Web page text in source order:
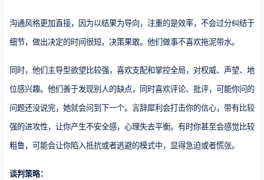
沟通风格更加直接，因为以结果为导向，注重的是效率，不会过分纠结于
细节，做出决定的时间很短，决策果敢。他们做事不喜欢拖泥带水。
同时，他们主导型欲望比较强，喜欢支配和掌控全局，对权威、声望、地
位感兴趣。他们善于发现别人的缺点，同时喜欢评论、批评，可能你问的
问题还没说完，她就会问到下一个。言辞犀利会打击你的信心，带有比较
强的进攻性，让你产生不安全感，心理失去平衡。有时你甚至会感觉比较
粗鲁，可能会让你陷入抵抗或者逃避的模式中，显得急迫或者慌张。
谈判策略：